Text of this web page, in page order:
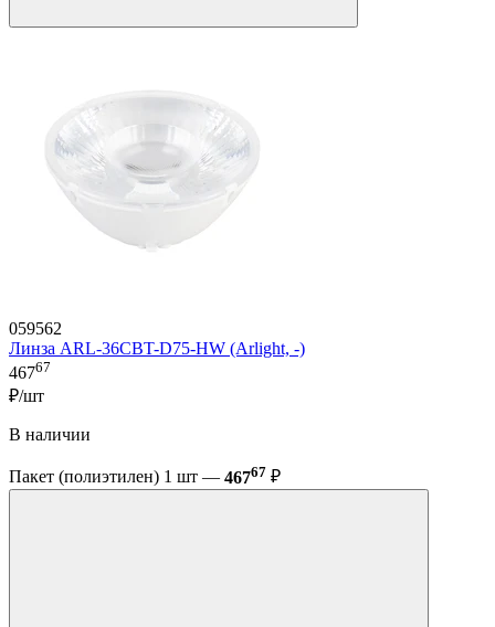
059562
Линза ARL-36CBT-D75-HW (Arlight, -)
46767
₽/шт
В наличии
Пакет (полиэтилен) 1 шт — 46767 ₽